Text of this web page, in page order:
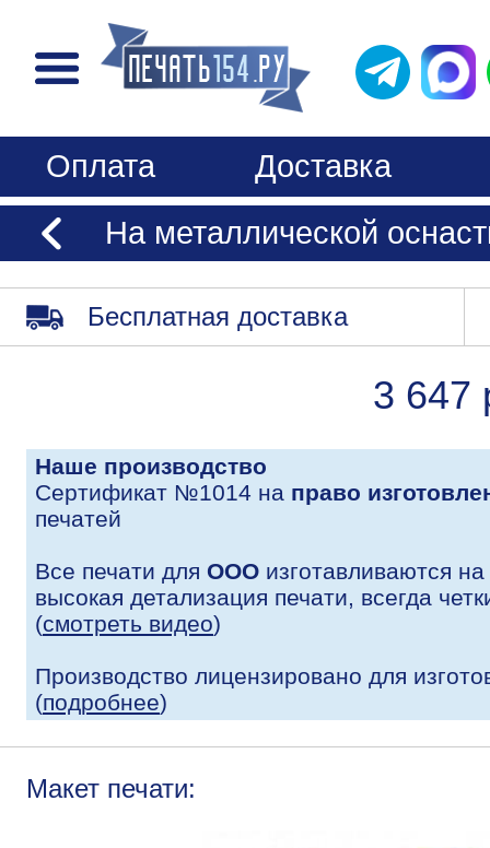
Оплата
Доставка
На металлической
Бесплатная доставка
3 647
Наше производство
Сертификат №1014 на право
печатей
Все печати для ООО изготавливаются
высокая детализация печати, всегда
(смотреть видео)
Производство лицензировано для
(подробнее)
Макет печати: